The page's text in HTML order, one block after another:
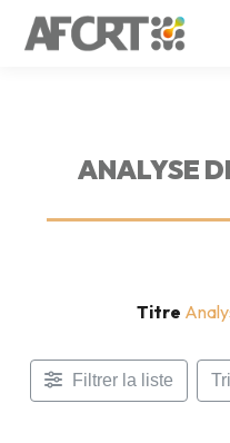
ANALYSE
Titre
Filtrer la liste